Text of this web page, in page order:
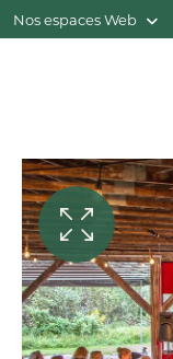
Nos espaces Web